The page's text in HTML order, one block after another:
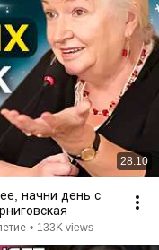
28:10
начни день с
• 133K views